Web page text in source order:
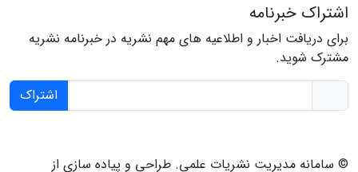
اشتراک خبرنامه
برای دریافت اخبار و اطلاعیه های مهم نشریه در خبرنامه نشریه
مشترک شوید.
اشتراک
© سامانه مدیریت نشریات علمی. طراحی و پیاده سازی از